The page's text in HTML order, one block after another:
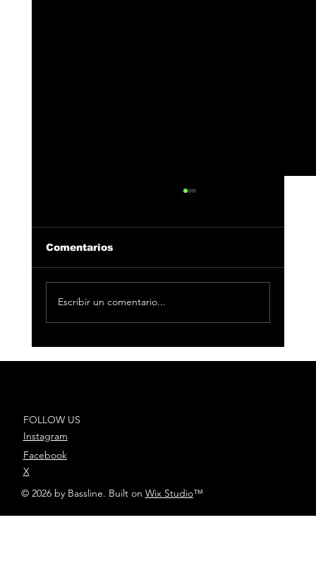
Comentarios
Escribir un comentario...
FOLLOW US
Instagram
Facebook
X
© 2026 by Bassline. Built on Wix Studio™